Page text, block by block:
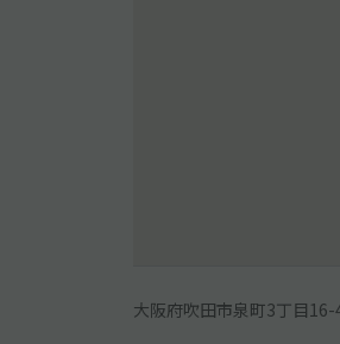
大阪府吹田市泉町3丁目16-